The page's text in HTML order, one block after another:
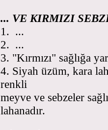
... VE KIRMIZI
1. ...
2. ...
3. "Kırmızı" sağlığa
4. Siyah üzüm, kara
renkli
meyve ve sebzeler
lahanadır.